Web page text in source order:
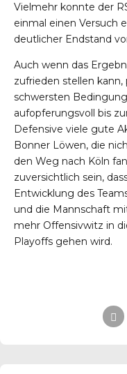
Vielmehr konnte der
einmal einen Versuch
deutlicher Endstand
Auch wenn das
zufrieden stellen
schwersten
aufopferungsvoll bis
Defensive viele gute
Bonner Löwen, die
den Weg nach Köln
zuversichtlich sein,
Entwicklung des
und die Mannschaft
mehr Offensivwitz in
Playoffs gehen wird.